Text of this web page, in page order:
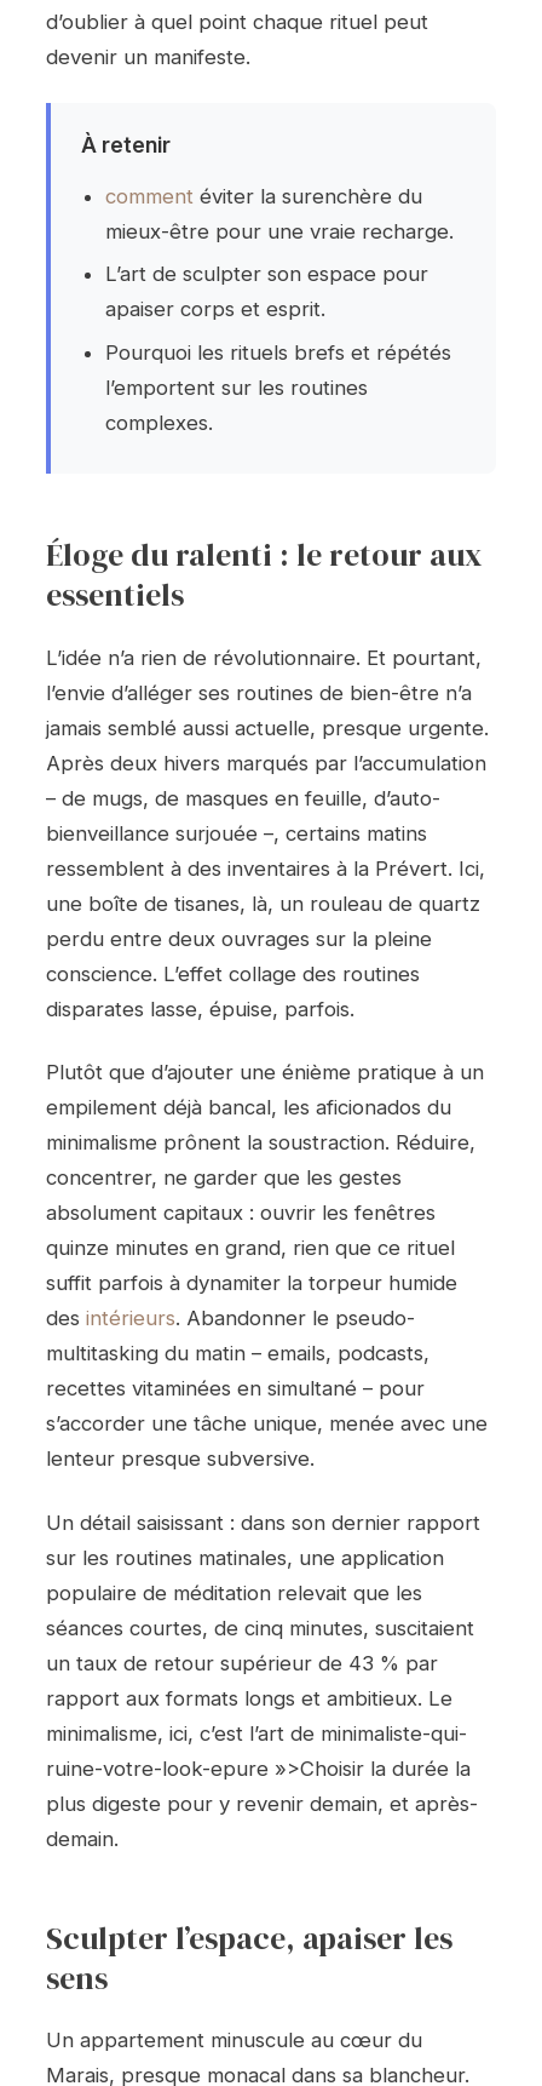
d’oublier à quel point chaque rituel peut
devenir un manifeste.
À retenir
comment éviter la surenchère du
mieux-être pour une vraie recharge.
L’art de sculpter son espace pour
apaiser corps et esprit.
Pourquoi les rituels brefs et répétés
l’emportent sur les routines
complexes.
Éloge du ralenti : le retour aux
essentiels
L’idée n’a rien de révolutionnaire. Et pourtant,
l’envie d’alléger ses routines de bien-être n’a
jamais semblé aussi actuelle, presque urgente.
Après deux hivers marqués par l’accumulation
– de mugs, de masques en feuille, d’auto-
bienveillance surjouée –, certains matins
ressemblent à des inventaires à la Prévert. Ici,
une boîte de tisanes, là, un rouleau de quartz
perdu entre deux ouvrages sur la pleine
conscience. L’effet collage des routines
disparates lasse, épuise, parfois.
Plutôt que d’ajouter une énième pratique à un
empilement déjà bancal, les aficionados du
minimalisme prônent la soustraction. Réduire,
concentrer, ne garder que les gestes
absolument capitaux : ouvrir les fenêtres
quinze minutes en grand, rien que ce rituel
suffit parfois à dynamiter la torpeur humide
des intérieurs. Abandonner le pseudo-
multitasking du matin – emails, podcasts,
recettes vitaminées en simultané – pour
s’accorder une tâche unique, menée avec une
lenteur presque subversive.
Un détail saisissant : dans son dernier rapport
sur les routines matinales, une application
populaire de méditation relevait que les
séances courtes, de cinq minutes, suscitaient
un taux de retour supérieur de 43 % par
rapport aux formats longs et ambitieux. Le
minimalisme, ici, c’est l’art de minimaliste-qui-
ruine-votre-look-epure »>Choisir la durée la
plus digeste pour y revenir demain, et après-
demain.
Sculpter l’espace, apaiser les
sens
Un appartement minuscule au cœur du
Marais, presque monacal dans sa blancheur.